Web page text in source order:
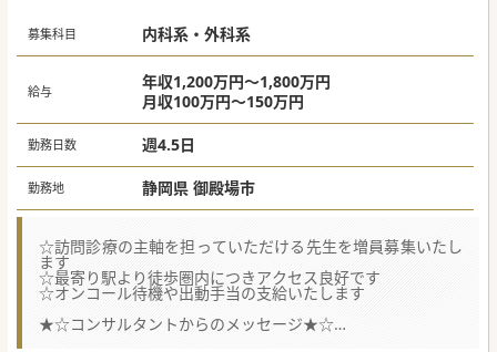
募集科目 内科系・外科系
給与
年収1,200万円～1,800万円
月収100万円～150万円
勤務日数 週4.5日
勤務地 静岡県 御殿場市
☆訪問診療の主軸を担っていただける先生を増員募集いたし
ます
☆最寄り駅より徒歩圏内につきアクセス良好です
☆オンコール待機や出動手当の支給いたします
★☆コンサルタントからのメッセージ★☆
地域医療の中核病院として、医療、介護、福祉、教育活動を